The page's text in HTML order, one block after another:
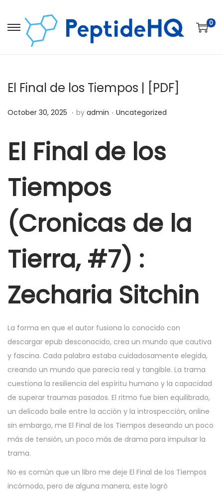
0
El Final de los Tiempos | [PDF]
Posted on
October 30, 2025 D
e
b
e
6
2
0
5
. by admin . Posted in
Uncategorized
El Final de los
Tiempos
(Cronicas de la
Tierra, #7) :
Zecharia Sitchin
La forma en que el autor fusiona lo conocido con
descargar epub desconocido, crea un mundo que cautiva
y fascina. Cada palabra estaba cuidadosamente elegida,
creando un mundo que parecía real y tangible. La trama
cuestiona la resiliencia del espíritu humano y la capacidad
de superar traumas pasados. El ritmo fue bien equilibrado,
un delicado baile entre la acción y la introspección, online
sin embargo, me El Final de los Tiempos deseando un poco
más de tensión, un poco más de drama para impulsar la
trama.
No es común que un libro me deje El Final de los Tiempos
incómodo, pero de alguna manera, este logró